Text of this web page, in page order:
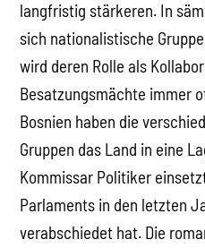
langfristig stärkeren. In
sich nationalistische
wird deren Rolle als
Besatzungsmächte immer
Bosnien haben die
Gruppen das Land in eine
Kommissar Politiker
Parlaments in den letzten
verabschiedet hat. Die